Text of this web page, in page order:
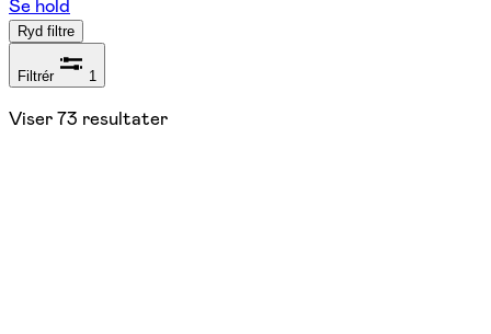
Se hold
Ryd filtre
Filtrér 1
Viser73 resultater